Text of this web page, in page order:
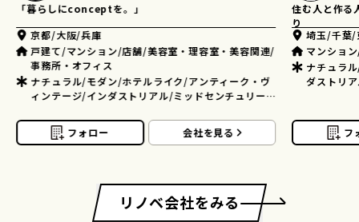
「暮らしにconceptを。」
京都/大阪/兵庫
戸建て/マンション/店舗/美容室・理容室・美容関連/
事務所・オフィス
ナチュラル/モダン/ホテルライク/アンティーク・ヴ
ィンテージ/インダストリアル/ミッドセンチュリー/
ノトーン/ミニマム/その他
フォロー 会社を見る
住む人と作る
り
埼玉/千葉/
マンショ
ナチュラ
ダストリ
フ
リノベ会社をみる